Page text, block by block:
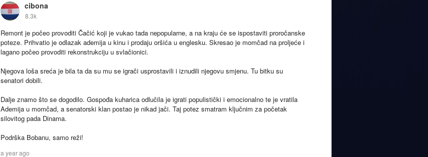
cibona
8.3k
Remont je počeo provoditi Čačić koji je vukao tada nepopularne, a na kraju će se ispostaviti proročanske
poteze. Prihvatio je odlazak ademija u kinu i prodaju oršića u englesku. Skresao je momčad na proljeće i
lagano poĉeo provoditi rekonstrukciju u svlačionici.
Njegova loša sreća je bila ta da su mu se igrači usprostavili i iznudili njegovu smjenu. Tu bitku su
senatori dobili.
Dalje znamo što se dogodilo. Gospođa kuharica odlučila je igrati populistički i emocionalno te je vratila
Ademija u momčad, a senatorski klan postao je nikad jači. Taj potez smatram ključnim za početak
silovitog pada Dinama.
Podrška Bobanu, samo reži!
a year ago